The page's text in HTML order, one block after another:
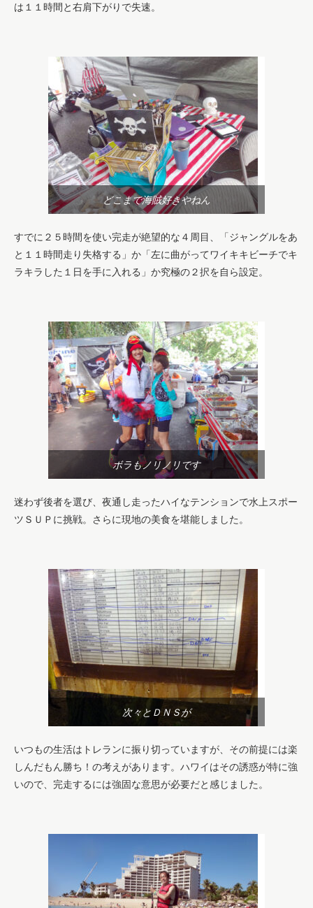
は１１時間と右肩下がりで失速。
どこまで海賊好きやねん
すでに２５時間を使い完走が絶望的な４周目、「ジャングルをあ
と１１時間走り失格する」か「左に曲がってワイキキビーチでキ
ラキラした１日を手に入れる」か究極の２択を自ら設定。
ボラもノリノリです
迷わず後者を選び、夜通し走ったハイなテンションで水上スポー
ツＳＵＰに挑戦。さらに現地の美食を堪能しました。
次々とＤＮＳが
いつもの生活はトレランに振り切っていますが、その前提には楽
しんだもん勝ち！の考えがあります。ハワイはその誘惑が特に強
いので、完走するには強固な意思が必要だと感じました。